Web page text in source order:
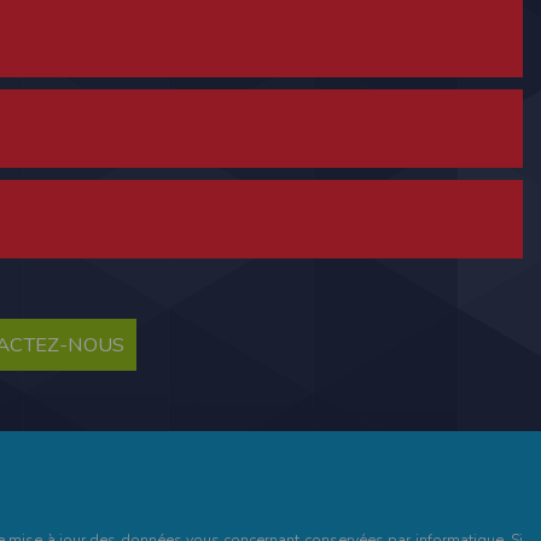
NOUS
tablette ou un smartphone.
été déclaré à la Commission Nationale de
fonctionnalités du site. Les données
web, et d'effectuer une localisation
vous nous transmettez volontairement